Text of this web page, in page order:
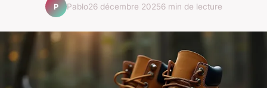
P Pablo26 décembre 20256 min de lecture